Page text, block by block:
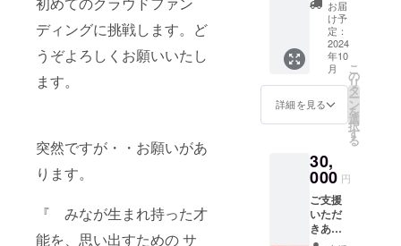
ディングに挑戦します。ど
うぞよろしくお願いいたし
ます。
突然ですが・・お願いがあ
ります。
『 みなが生まれ持った才
能を、思い出すための サ
くよう
に押さ
えて拭
き取っ
てくだ
さい。
ります
が、強
く押し
たり
引っ
張った
りなど
すると
があり
ますの
で、取
り扱い
にはご
注意く
ゴール
取り扱
いにつ
いて》
※メッキ
金属を
使用し
ていま
具の変
色・金
属アレ
ルギー
の方は
ご注意
たり別
途シス
テム利
用料
（※）が
発生い
たしま
す。
（※）シ
利用料
支援金
額が1万
円未満
の場
合：228
円＋消
途ご協
力費
（7％＋
税）を
いただ
いてお
す。 ・
なお、1
たり別
途シス
テム利
用料
（※）が
発生い
たしま
円＋消
費税22
円
支援
金額が1
万円以
合：支
援金額
＋消費
税
支援金
額が1万
円未満
の場
合：228
円＋消
円
支援
金額が1
上の場
合：支
援金額
の
2.27%
＋消費
official/
YouTub
https://
youtub
e.com/
@rosej
ewelry7
si=1BF
UWDk
WkIo78
ADF
出演時
間：約
ンクー
2024」
「あな
たに贈
るロー
ズフェ
に印刷
してい
ただい
たチラ
シを送
付でき
ターン
特典》
●コン
クール
案内チ
ラシに
協賛者
様とし
て会社
載いた
しま
す。
配布期
間：
2024年
お届
け予
定：
2024
年10
月
詳細を見る
こ
の
リ
タ
ー
ン
を
選
択
す
る
30,
000 円
ご支援
いただ
きあり
がとう